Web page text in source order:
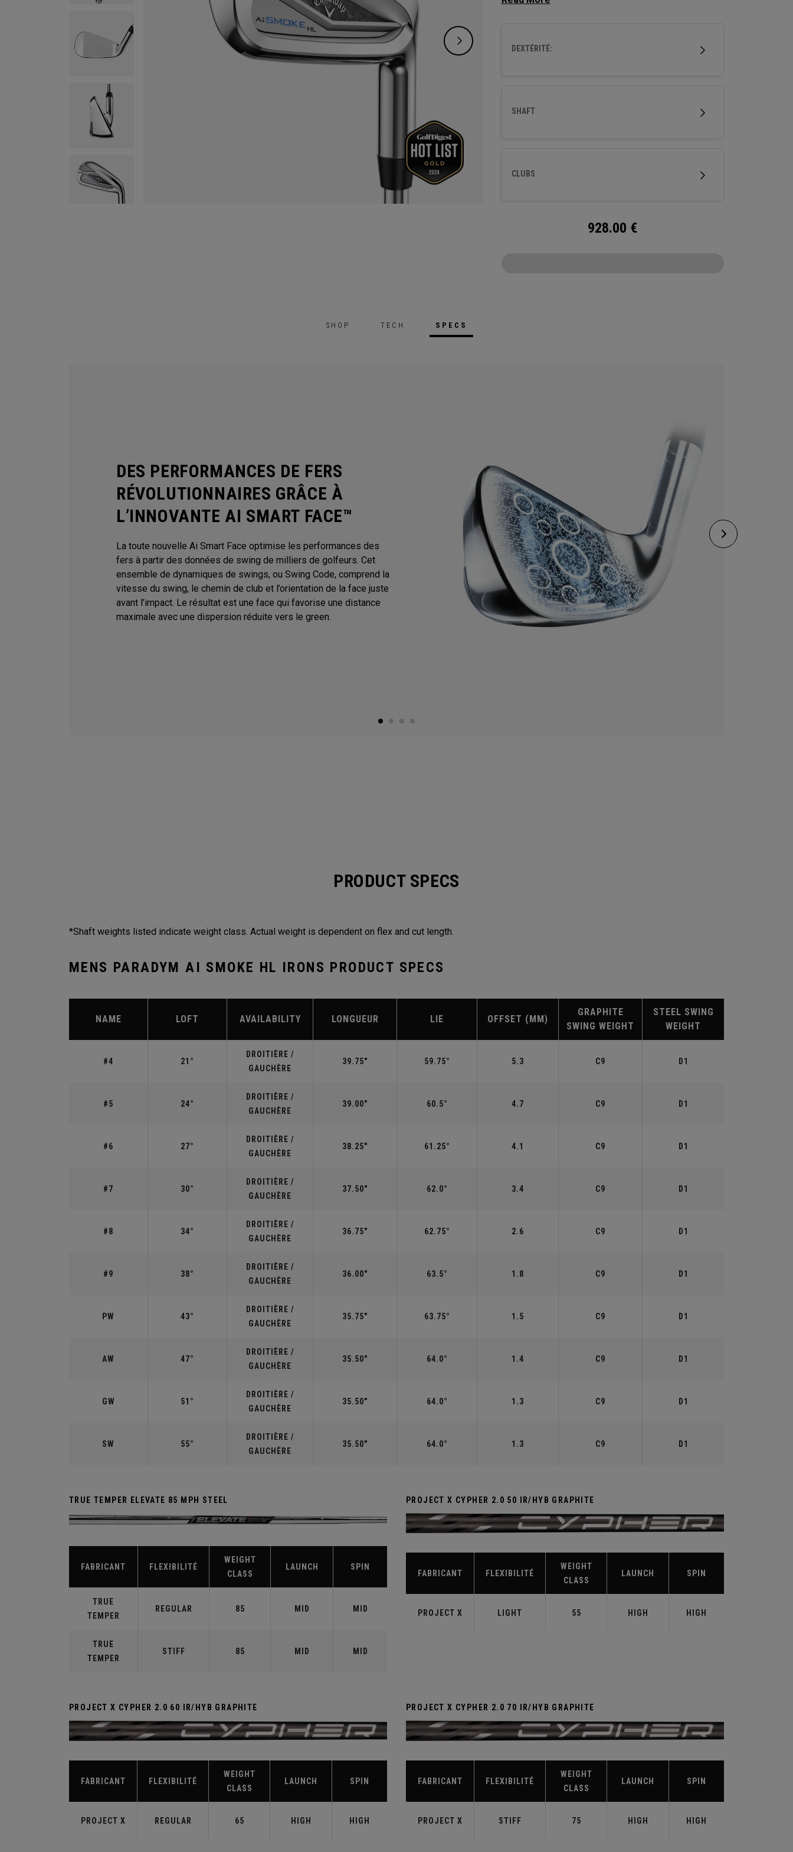
DEXTÉRITÉ:
SHAFT
CLUBS
928.00 €
SHOP TECH SPECS
DES PERFORMANCES DE FERS
RÉVOLUTIONNAIRES GRÂCE À
L’INNOVANTE AI SMART FACE™
La toute nouvelle Ai Smart Face optimise les performances des
fers à partir des données de swing de milliers de golfeurs. Cet
ensemble de dynamiques de swings, ou Swing Code, comprend la
vitesse du swing, le chemin de club et l’orientation de la face juste
avant l’impact. Le résultat est une face qui favorise une distance
maximale avec une dispersion réduite vers le green.
PRODUCT SPECS
*Shaft weights listed indicate weight class. Actual weight is dependent on flex and cut length.
MENS PARADYM AI SMOKE HL IRONS PRODUCT SPECS
NAME LOFT AVAILABILITY LONGUEUR LIE OFFSET (MM)
GRAPHITE
SWING WEIGHT
STEEL SWING
WEIGHT
#4 21°
DROITIÈRE /
GAUCHÈRE
39.75" 59.75° 5.3 C9 D1
#5 24°
DROITIÈRE /
GAUCHÈRE
39.00" 60.5° 4.7 C9 D1
#6 27°
DROITIÈRE /
GAUCHÈRE
38.25" 61.25° 4.1 C9 D1
#7 30°
DROITIÈRE /
GAUCHÈRE
37.50" 62.0° 3.4 C9 D1
#8 34°
DROITIÈRE /
GAUCHÈRE
36.75" 62.75° 2.6 C9 D1
#9 38°
DROITIÈRE /
GAUCHÈRE
36.00" 63.5° 1.8 C9 D1
PW 43°
DROITIÈRE /
GAUCHÈRE
35.75" 63.75° 1.5 C9 D1
AW 47°
DROITIÈRE /
GAUCHÈRE
35.50" 64.0° 1.4 C9 D1
GW 51°
DROITIÈRE /
GAUCHÈRE
35.50" 64.0° 1.3 C9 D1
SW 55°
DROITIÈRE /
GAUCHÈRE
35.50" 64.0° 1.3 C9 D1
TRUE TEMPER ELEVATE 85 MPH STEEL
FABRICANT FLEXIBILITÉ
WEIGHT
CLASS
LAUNCH SPIN
TRUE
TEMPER
REGULAR 85 MID MID
TRUE
TEMPER
STIFF 85 MID MID
PROJECT X CYPHER 2.0 50 IR/HYB GRAPHITE
FABRICANT FLEXIBILITÉ
WEIGHT
CLASS
LAUNCH SPIN
PROJECT X LIGHT 55 HIGH HIGH
PROJECT X CYPHER 2.0 60 IR/HYB GRAPHITE
FABRICANT FLEXIBILITÉ
WEIGHT
CLASS
LAUNCH SPIN
PROJECT X REGULAR 65 HIGH HIGH
PROJECT X CYPHER 2.0 70 IR/HYB GRAPHITE
FABRICANT FLEXIBILITÉ
WEIGHT
CLASS
LAUNCH SPIN
PROJECT X STIFF 75 HIGH HIGH